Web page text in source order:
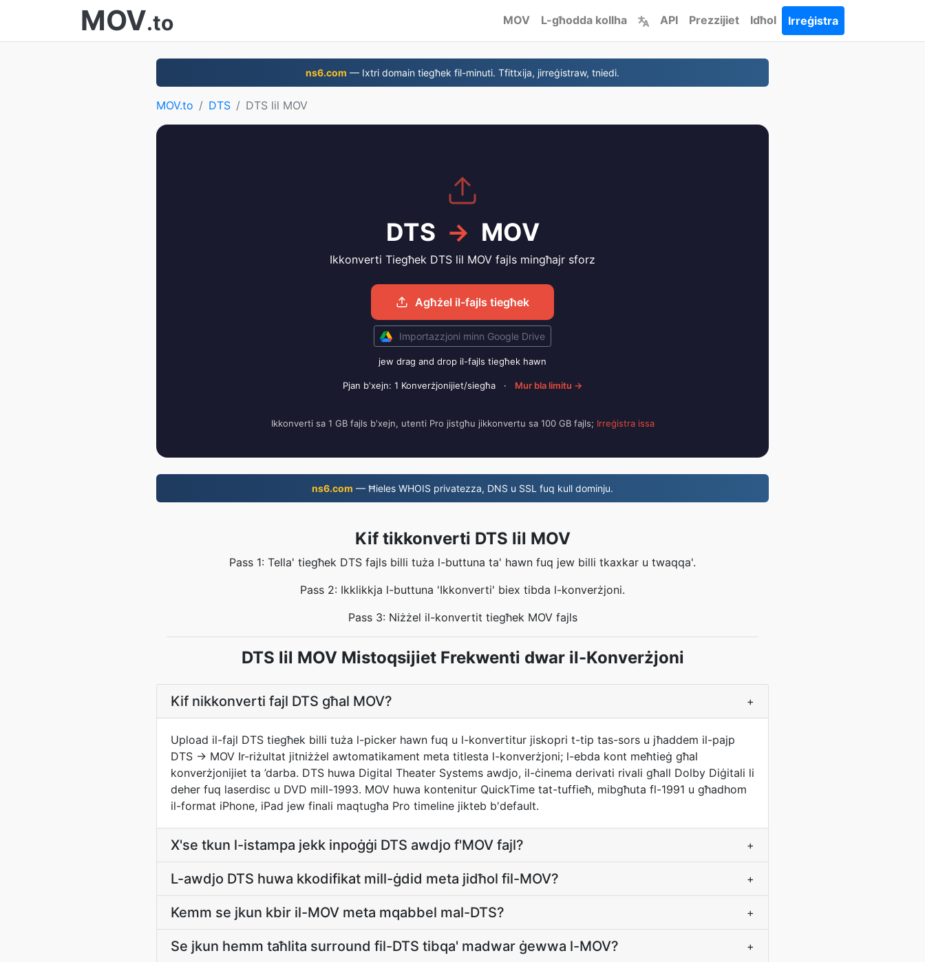
MOV.to MOV L-għodda kollha API Prezzijiet Idħol Irreġistra
ns6.com — Ixtri domain tiegħek fil-minuti. Tfittxija, jirreġistraw, tniedi.
MOV.to DTS DTS lil MOV
DTS → MOV
Ikkonverti Tiegħek DTS lil MOV fajls mingħajr sforz
Agħżel il-fajls tiegħek
Importazzjoni minn Google Drive
jew drag and drop il-fajls tiegħek hawn
Pjan b'xejn: 1 Konverżjonijiet/siegħa · Mur bla limitu →
Ikkonverti sa 1 GB fajls b'xejn, utenti Pro jistgħu jikkonvertu sa 100 GB fajls; Irreġistra issa
ns6.com — Ħieles WHOIS privatezza, DNS u SSL fuq kull dominju.
Kif tikkonverti DTS lil MOV
Pass 1: Tella' tiegħek DTS fajls billi tuża l-buttuna ta' hawn fuq jew billi tkaxkar u twaqqa'.
Pass 2: Ikklikkja l-buttuna 'Ikkonverti' biex tibda l-konverżjoni.
Pass 3: Niżżel il-konvertit tiegħek MOV fajls
DTS lil MOV Mistoqsijiet Frekwenti dwar il-Konverżjoni
Kif nikkonverti fajl DTS għal MOV? +
Upload il-fajl DTS tiegħek billi tuża l-picker hawn fuq u l-konvertitur jiskopri t-tip tas-sors u jħaddem il-pajp
DTS → MOV Ir-riżultat jitniżżel awtomatikament meta titlesta l-konverżjoni; l-ebda kont meħtieġ għal
konverżjonijiet ta ’darba. DTS huwa Digital Theater Systems awdjo, il-ċinema derivati rivali għall Dolby Diġitali li
deher fuq laserdisc u DVD mill-1993. MOV huwa kontenitur QuickTime tat-tuffieħ, mibgħuta fl-1991 u għadhom
il-format iPhone, iPad jew finali maqtugħa Pro timeline jikteb b'default.
X'se tkun l-istampa jekk inpoġġi DTS awdjo f'MOV fajl? +
L-awdjo DTS huwa kkodifikat mill-ġdid meta jidħol fil-MOV? +
Kemm se jkun kbir il-MOV meta mqabbel mal-DTS? +
Se jkun hemm taħlita surround fil-DTS tibqa' madwar ġewwa l-MOV? +